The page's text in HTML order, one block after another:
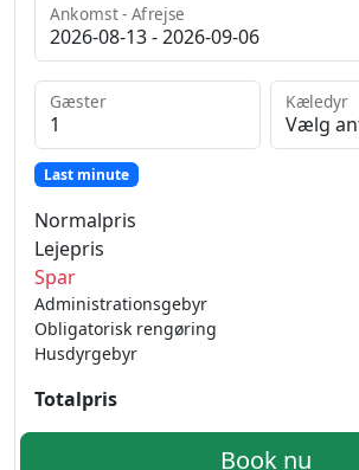
Ankomst - Afrejse
Gæster Kæledyr
Last minute
Normalpris
Lejepris
Spar
Administrationsgebyr
Obligatorisk rengøring
Husdyrgebyr
Totalpris
Book nu